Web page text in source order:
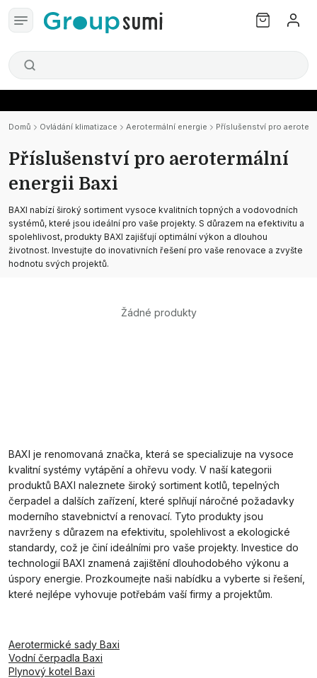
Domů Ovládání klimatizace Aerotermální energie Příslušenství pro
Příslušenství pro aerotermální
energii Baxi
BAXI nabízí široký sortiment vysoce kvalitních topných a vodovodních
systémů, které jsou ideální pro vaše projekty. S důrazem na efektivitu a
spolehlivost, produkty BAXI zajišťují optimální výkon a dlouhou
životnost. Investujte do inovativních řešení pro vaše renovace a zvyšte
hodnotu svých projektů.
Žádné produkty
BAXI je renomovaná značka, která se specializuje na vysoce
kvalitní systémy vytápění a ohřevu vody. V naší kategorii
produktů BAXI naleznete široký sortiment kotlů, tepelných
čerpadel a dalších zařízení, které splňují náročné požadavky
moderního stavebnictví a renovací. Tyto produkty jsou
navrženy s důrazem na efektivitu, spolehlivost a ekologické
standardy, což je činí ideálními pro vaše projekty. Investice do
technologií BAXI znamená zajištění dlouhodobého výkonu a
úspory energie. Prozkoumejte naši nabídku a vyberte si řešení,
které nejlépe vyhovuje potřebám vaší firmy a projektům.
Aerotermické sady Baxi
Vodní čerpadla Baxi
Plynový kotel Baxi